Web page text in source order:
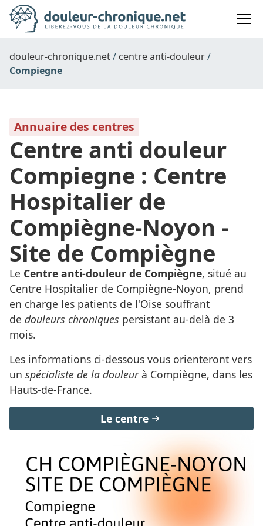
douleur-chronique.net
centre anti-douleur
Compiegne
Annuaire des centres
Centre anti douleur
Compiegne : Centre
Hospitalier de
Compiègne-Noyon -
Site de Compiègne
Le Centre anti-douleur de Compiègne, situé au
Centre Hospitalier de Compiègne-Noyon, prend
en charge les patients de l'Oise souffrant
de douleurs chroniques persistant au-delà de 3
mois.
Les informations ci-dessous vous orienteront vers
un spécialiste de la douleurà Compiègne, dans les
Hauts-de-France.
Le centre